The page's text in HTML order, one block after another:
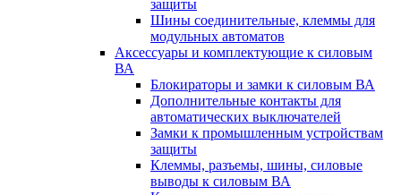
защиты
Шины соединительные, клеммы для
модульных автоматов
Аксессуары и комплектующие к силовым
ВА
Блокираторы и замки к силовым ВА
Дополнительные контакты для
автоматических выключателей
Замки к промышленным устройствам
защиты
Клеммы, разъемы, шины, силовые
выводы к силовым ВА